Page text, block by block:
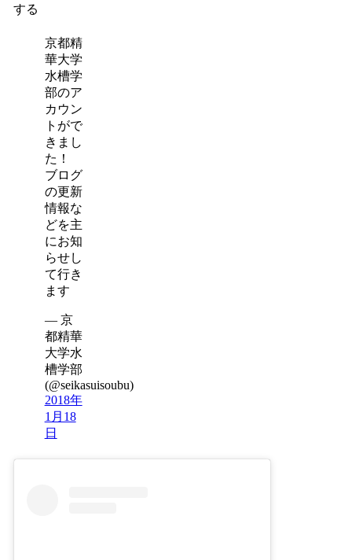
する
京都精
華大学
水槽学
部のア
カウン
トがで
きまし
た！
ブログ
の更新
情報な
どを主
にお知
らせし
て行き
ます
— 京
都精華
大学水
槽学部
(@seikasuisoubu)
2018年
1月18
日